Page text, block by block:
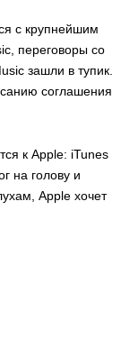
с крупнейшим
переговоры со
зашли в тупик.
соглашения
к Apple: iTunes
на голову и
Apple хочет